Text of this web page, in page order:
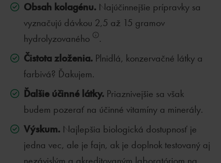
Obsah kolagénu. Najúčinnejšie prípravky sa
vyznačujú dávkou 2,5 až 15 gramov
hydrolyzovaného
.
Čistota zloženia. Plnidlá, konzervačné látky a
farbivá? Ďakujem.
Ďalšie účinné látky. Priaznivejšie sa však
budem pozerať na účinné vitamíny a minerály.
Výskum. Najlepšia biologická dostupnosť je
jedna vec, ale je fajn, ak je doplnok testovaný aj
nezávislým a akreditovaným laboratóriom na